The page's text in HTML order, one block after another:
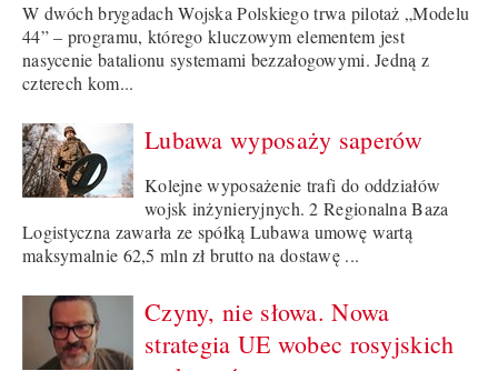
W dwóch brygadach Wojska Polskiego trwa pilotaż „Modelu
44” – programu, którego kluczowym elementem jest
nasycenie batalionu systemami bezzałogowymi. Jedną z
czterech kom...
Lubawa wyposaży saperów
Kolejne wyposażenie trafi do oddziałów
wojsk inżynieryjnych. 2 Regionalna Baza
Logistyczna zawarła ze spółką Lubawa umowę wartą
maksymalnie 62,5 mln zł brutto na dostawę ...
Czyny, nie słowa. Nowa
strategia UE wobec rosyjskich